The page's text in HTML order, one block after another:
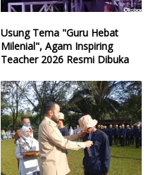
Usung Tema "Guru Hebat
Milenial", Agam Inspiring
Teacher 2026 Resmi Dibuka